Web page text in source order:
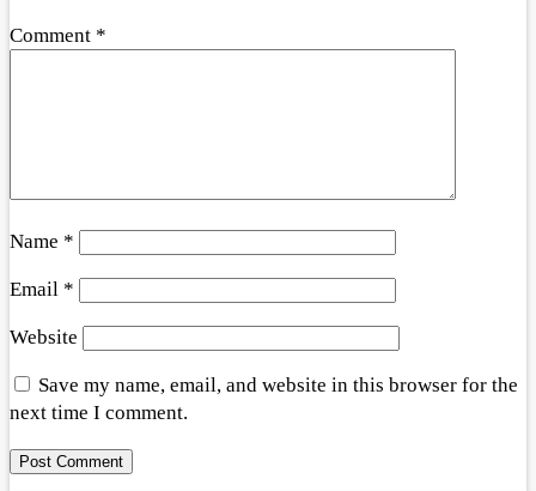
Comment *
Name *
Email *
Website
Save my name, email, and website in this browser for the
next time I comment.